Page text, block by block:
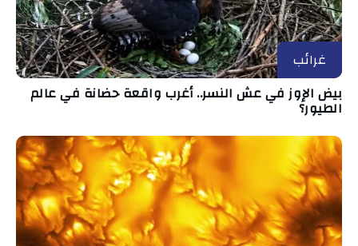
غرائب
بيض الإوز في عش النسر.. أغرب واقعة حضانة في عالم
الطيور؟